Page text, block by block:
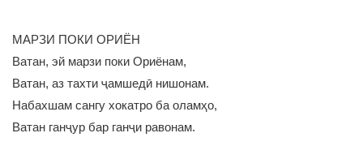
МАРЗИ ПОКИ ОРИЁН
Ватан, эй марзи поки Ориёнам,
Ватан, аз тахти ҷамшедӣ нишонам.
Набахшам сангу хокатро ба оламҳо,
Ватан ганҷур бар ганҷи равонам.